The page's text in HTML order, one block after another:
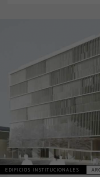
EDIFICIOS INSTITUCIONALES